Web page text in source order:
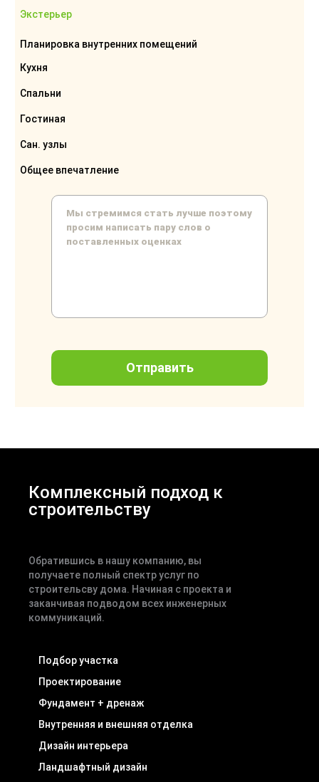
Экстерьер
Планировка внутренних помещений
Кухня
Спальни
Гостиная
Сан. узлы
Общее впечатление
Комплексный подход к
строительству
Обратившись в нашу компанию, вы
получаете полный спектр услуг по
строительсву дома. Начиная с проекта и
заканчивая подводом всех инженерных
коммуникаций.
Подбор участка
Проектирование
Фундамент + дренаж
Внутренняя и внешняя отделка
Дизайн интерьера
Ландшафтный дизайн